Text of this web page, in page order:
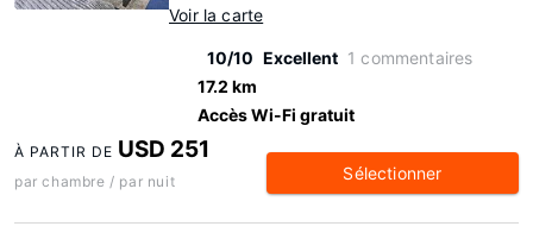
Voir la carte
10/10 Excellent 1 commentaires
17.2 km
Accès Wi-Fi gratuit
À PARTIR DE USD 251
par chambre / par nuit Sélectionner